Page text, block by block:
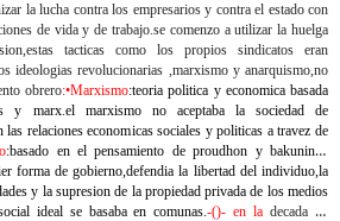
la lucha contra los empresarios y contra el estado con
de vida y de trabajo.se comenzo a utilizar la huelga
tacticas como los propios sindicatos eran
ideologias revolucionarias ,marxismo y anarquismo,no
obrero:•Marxismo:teoria politica y economica basada
y marx.el marxismo no aceptaba la sociedad de
las relaciones economicas sociales y politicas a travez de
:basado en el pensamiento de proudhon y bakunin.el
forma de gobierno,defendia la libertad del individuo,la
y la supresion de la propiedad privada de los medios
ideal se basaba en comunas.-()- en la decada de